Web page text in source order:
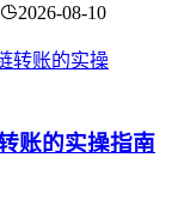
2026-08-10
账的实操指南